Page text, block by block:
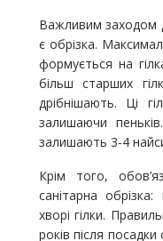
Важливим заходом
є обрізка.
формується на
більш старших
дрібнішають. Ці
залишаючи
залишають 3-4
Крім того,
санітарна
хворі гілки.
років після